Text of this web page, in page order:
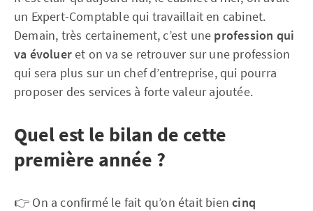
un Expert-Comptable qui travaillait en cabinet.
Demain, très certainement, c’est une profession qui
va évolueret on va se retrouver sur une profession
qui sera plus sur un chef d’entreprise, qui pourra
proposer des services à forte valeur ajoutée.
Quel est le bilan de cette
première année ?
👉 On a confirmé le fait qu’on était biencinq